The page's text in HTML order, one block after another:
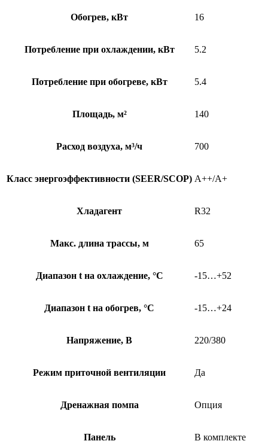
Обогрев, кВт 16
Потребление при охлаждении, кВт 5.2
Потребление при обогреве, кВт 5.4
Площадь, м² 140
Расход воздуха, м³/ч 700
Класс энергоэффективности (SEER/SCOP) A++/A+
Хладагент R32
Макс. длина трассы, м 65
Диапазон t на охлаждение, °С -15…+52
Диапазон t на обогрев, °С -15…+24
Напряжение, В 220/380
Режим приточной вентиляции Да
Дренажная помпа Опция
Панель В комплекте